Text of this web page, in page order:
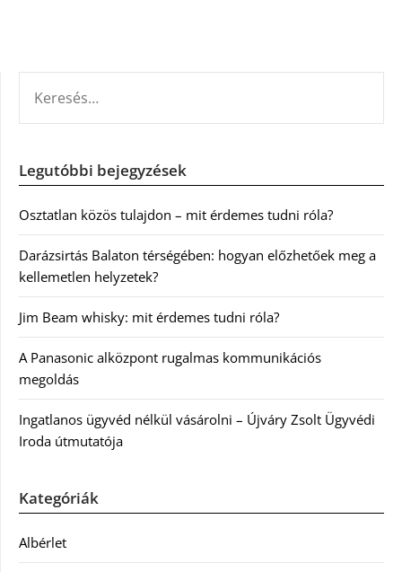
Legutóbbi bejegyzések
Osztatlan közös tulajdon – mit érdemes tudni róla?
Darázsirtás Balaton térségében: hogyan előzhetőek meg a
kellemetlen helyzetek?
Jim Beam whisky: mit érdemes tudni róla?
A Panasonic alközpont rugalmas kommunikációs
megoldás
Ingatlanos ügyvéd nélkül vásárolni – Újváry Zsolt Ügyvédi
Iroda útmutatója
Kategóriák
Albérlet